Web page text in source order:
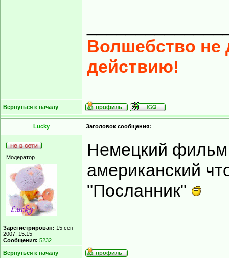
Волшебство не
действию!
Вернуться к началу
Lucky Заголовок сообщения:
Модератор
Зарегистрирован: 15 сен
2007, 15:15
Сообщения: 5232
Немецкий фильм
американский
"Посланник"
Вернуться к началу